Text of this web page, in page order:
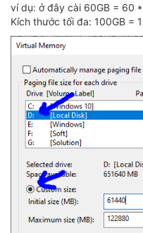
ví dụ: ở đây cài 60GB = 60
Kích thước tối đa: 100GB =